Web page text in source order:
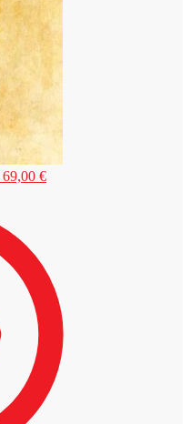
69,00 €